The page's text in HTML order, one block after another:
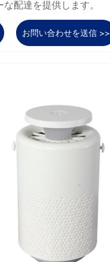
配達を提供します。
お問い合わせを送信 >>